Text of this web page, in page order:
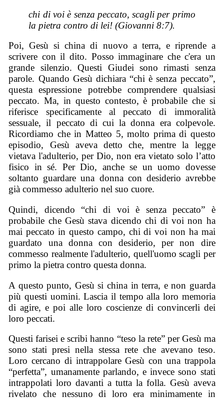
chi di voi è senza peccato, scagli per primo
la pietra contro di lei! (Giovanni 8:7).
Poi, Gesù si china di nuovo a terra, e riprende a
scrivere con il dito. Posso immaginare che c'era un
grande silenzio. Questi Giudei sono rimasti senza
parole. Quando Gesù dichiara “chi è senza peccato”,
questa espressione potrebbe comprendere qualsiasi
peccato. Ma, in questo contesto, è probabile che si
riferisce specificamente al peccato di immoralità
sessuale, il peccato di cui la donna era colpevole.
Ricordiamo che in Matteo 5, molto prima di questo
episodio, Gesù aveva detto che, mentre la legge
vietava l'adulterio, per Dio, non era vietato solo l’atto
fisico in sé. Per Dio, anche se un uomo dovesse
soltanto guardare una donna con desiderio avrebbe
già commesso adulterio nel suo cuore.
Quindi, dicendo “chi di voi è senza peccato” è
probabile che Gesù stava dicendo chi di voi non ha
mai peccato in questo campo, chi di voi non ha mai
guardato una donna con desiderio, per non dire
commesso realmente l'adulterio, quell'uomo scagli per
primo la pietra contro questa donna.
A questo punto, Gesù si china in terra, e non guarda
più questi uomini. Lascia il tempo alla loro memoria
di agire, e poi alle loro coscienze di convincerli dei
loro peccati.
Questi farisei e scribi hanno “teso la rete” per Gesù ma
sono stati presi nella stessa rete che avevano teso.
Loro cercano di intrappolare Gesù con una trappola
“perfetta”, umanamente parlando, e invece sono stati
intrappolati loro davanti a tutta la folla. Gesù aveva
rivelato che nessuno di loro era minimamente in